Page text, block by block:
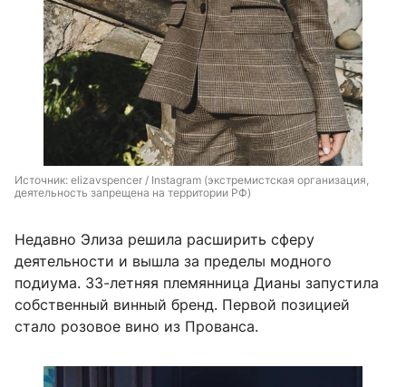
Источник: elizavspencer / Instagram (экстремистская организация,
деятельность запрещена на территории РФ)
Недавно Элиза решила расширить сферу
деятельности и вышла за пределы модного
подиума. 33-летняя племянница Дианы запустила
собственный винный бренд. Первой позицией
стало розовое вино из Прованса.